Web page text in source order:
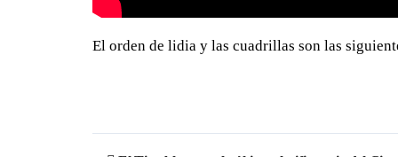
El orden de lidia y las cuadrillas son las
Navegación